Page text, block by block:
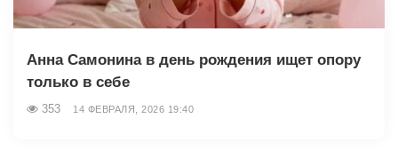
Анна Самонина в день рождения ищет опору
только в себе
353 14 ФЕВРАЛЯ, 2026 19:40